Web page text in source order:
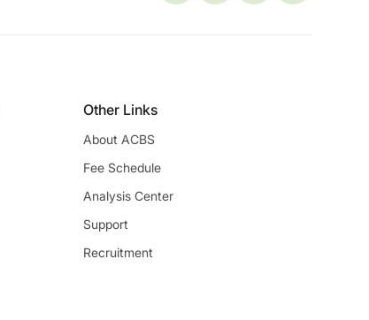
Other Links
About ACBS
Fee Schedule
Analysis Center
Support
Recruitment